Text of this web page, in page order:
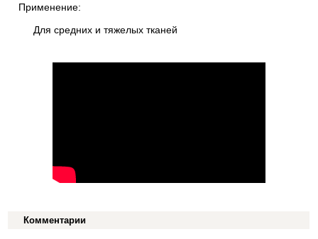
Применение:
Для средних и тяжелых тканей
Комментарии